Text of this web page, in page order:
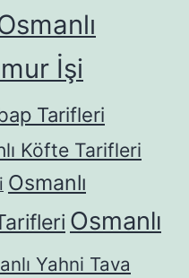
İşi
Tarifleri
Köfte Tarifleri
Osmanlı
Osmanlı
Yahni Tava